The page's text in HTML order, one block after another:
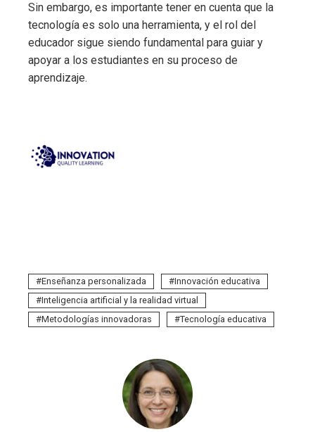
Sin embargo, es importante tener en cuenta que la
tecnología es solo una herramienta, y el rol del
educador sigue siendo fundamental para guiar y
apoyar a los estudiantes en su proceso de
aprendizaje.
Enseñanza personalizada
Innovación educativa
Inteligencia artificial y la realidad virtual
Metodologías innovadoras
Tecnología educativa